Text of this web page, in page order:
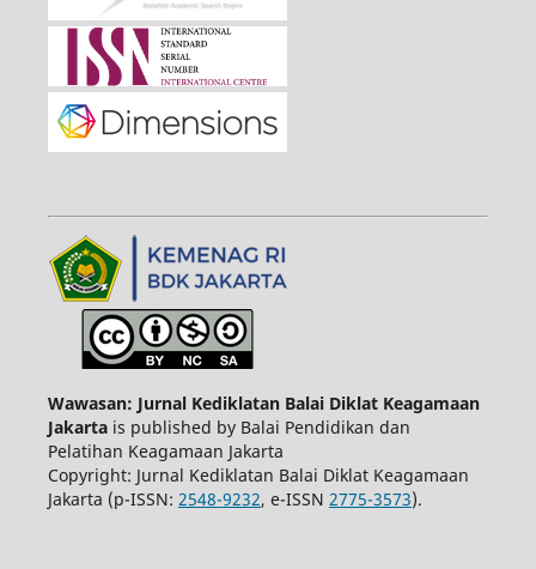
Wawasan: Jurnal Kediklatan Balai Diklat Keagamaan
Jakartais published by Balai Pendidikan dan
Pelatihan Keagamaan Jakarta
Copyright: Jurnal Kediklatan Balai Diklat Keagamaan
Jakarta (p-ISSN: 2548-9232, e-ISSN 2775-3573).